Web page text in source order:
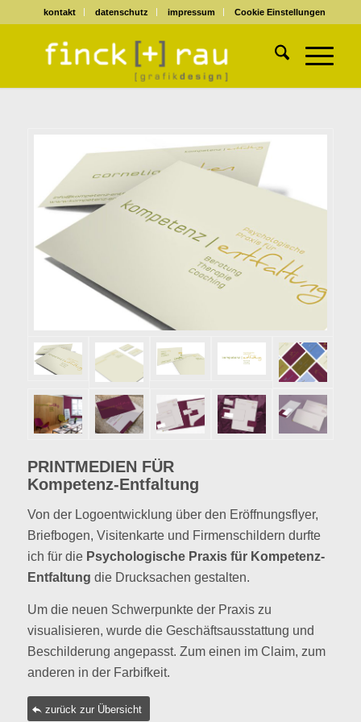
kontakt datenschutz impressum Cookie Einstellungen
PRINTMEDIEN FÜR
Kompetenz-Entfaltung
Von der Logoentwicklung über den Eröffnungsflyer,
Briefbogen, Visitenkarte und Firmenschildern durfte
ich für die Psychologische Praxis für Kompetenz-
Entfaltung die Drucksachen gestalten.
Um die neuen Schwerpunkte der Praxis zu
visualisieren, wurde die Geschäftsausstattung und
Beschilderung angepasst. Zum einen im Claim, zum
anderen in der Farbifkeit.
zurück zur Übersicht